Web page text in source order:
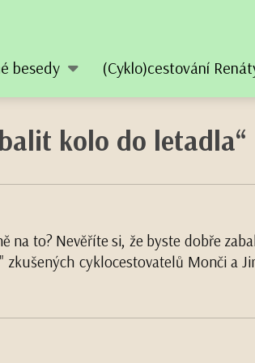
besedy (Cyklo)cestování
kolo do letadla“
na to? Nevěříte si, že byste dobře
cyklocestovatelů Monči a